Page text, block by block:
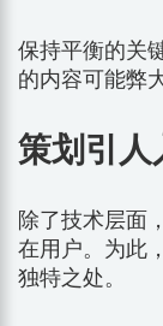
保持平衡的关
的内容可能弊
策划引人
除了技术层面
在用户。为此
独特之处。